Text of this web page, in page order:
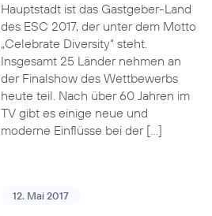
Hauptstadt ist das Gastgeber-Land
des ESC 2017, der unter dem Motto
„Celebrate Diversity“ steht.
Insgesamt 25 Länder nehmen an
der Finalshow des Wettbewerbs
heute teil. Nach über 60 Jahren im
TV gibt es einige neue und
moderne Einflüsse bei der […]
12. Mai 2017